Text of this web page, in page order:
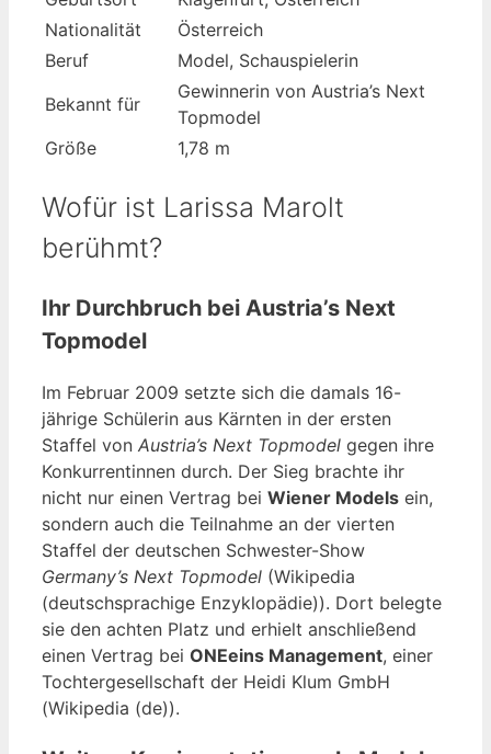
Nationalität
Österreich
Beruf
Model, Schauspielerin
Bekannt für
Gewinnerin von Austria’s Next
Topmodel
Größe
1,78 m
Wofür ist Larissa Marolt
berühmt?
Ihr Durchbruch bei Austria’s Next
Topmodel
Im Februar 2009 setzte sich die damals 16-
jährige Schülerin aus Kärnten in der ersten
Staffel von Austria’s Next Topmodel gegen ihre
Konkurrentinnen durch. Der Sieg brachte ihr
nicht nur einen Vertrag bei Wiener Models ein,
sondern auch die Teilnahme an der vierten
Staffel der deutschen Schwester-Show
Germany’s Next Topmodel (Wikipedia
(deutschsprachige Enzyklopädie)). Dort belegte
sie den achten Platz und erhielt anschließend
einen Vertrag bei ONEeins Management, einer
Tochtergesellschaft der Heidi Klum GmbH
(Wikipedia (de)).